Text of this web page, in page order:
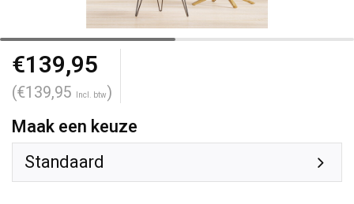
€139,95
(€139,95 Incl. btw)
Maak een keuze
Standaard